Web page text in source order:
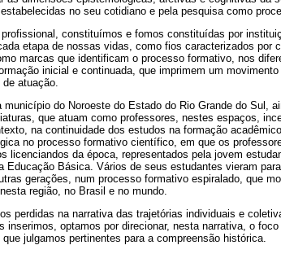
no seu cotidiano e pela pesquisa como
profissional, constituímos e fomos constituídas por
etapa de nossas vidas, como fios caracterizados por
marcas que identificam o processo formativo, nos
inicial e continuada, que imprimem um
atuação.
município do Noroeste do Estado do Rio Grande do Sul,
que atuam como professores, nestes espaços,
na continuidade dos estudos na formação
no processo formativo científico, em que os
licenciandos da época, representados pela jovem
Educação Básica. Vários de seus estudantes vieram
gerações, num processo formativo espiralado, que
região, no Brasil e no mundo.
perdidas na narrativa das trajetórias individuais e
inserimos, optamos por direcionar, nesta narrativa, o
julgamos pertinentes para a compreensão histórica.